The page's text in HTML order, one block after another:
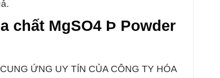
chất MgSO4 Þ Powder
ỨNG UY TÍN CỦA CÔNG TY HÓA